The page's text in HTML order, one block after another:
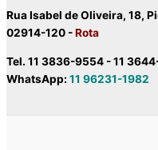
Rua Isabel de Oliveira, 18,
02914-120 -Rota
Tel. 11 3836-9554 - 11
WhatsApp: 11 96231-1982